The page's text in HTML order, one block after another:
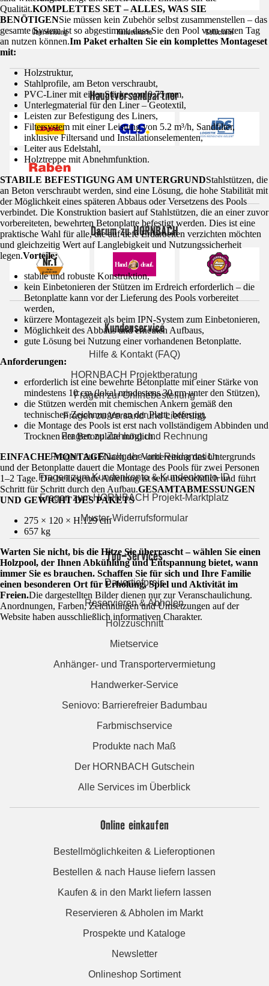
Qualität.KOMPLETTES SET – ALLES, WAS SIE
BENÖTIGENSie müssen kein Zubehör selbst zusammenstellen – das
gesamte System ist so abgestimmt, dass Sie den Pool vom ersten Tag
an nutzen können.Im Paket erhalten Sie ein komplettes Montageset
mit:
Holzstruktur,
Stahlprofile, am Beton verschraubt,
PVC-Liner mit einer Stärke von 0.75 mm,
Unterlegmaterial für den Liner – Geotextil,
Leisten zur Befestigung des Liners,
Filtersystem mit einer Leistung von 5.2 m³/h, Sandfilter,
inklusive Filtersand und Installationselementen,
Leiter aus Edelstahl,
Holztreppe mit Abnehmfunktion.
STABILE BEFESTIGUNG AM UNTERGRUNDStahlstützen, die
an Beton verschraubt werden, sind eine Lösung, die hohe Stabilität mit
der Möglichkeit eines späteren Abbaus oder Versetzens des Pools
verbindet. Die Konstruktion basiert auf Stahlstützen, die an einer zuvor
vorbereiteten, bewehrten Betonplatte befestigt werden. Dies ist eine
praktische Wahl für alle, die auf tiefe Erdarbeiten verzichten möchten
und gleichzeitig Wert auf Langlebigkeit und Nutzungssicherheit
legen.Vorteile:
stabile und robuste Konstruktion,
kein Einbetonieren der Stützen im Erdreich erforderlich – die
Betonplatte kann vor der Lieferung des Pools vorbereitet
werden,
kürzere Montagezeit als beim IPN-System zum Einbetonieren,
Möglichkeit des Abbaus und erneuten Aufbaus,
gute Lösung bei Nutzung einer vorhandenen Betonplatte.
Anforderungen:
erforderlich ist eine bewehrte Betonplatte mit einer Stärke von
mindestens 10 cm (lokal mindestens 30 cm unter den Stützen),
die Stützen werden mit chemischen Ankern gemäß den
technischen Zeichnungen an der Platte befestigt,
die Montage des Pools ist erst nach vollständigem Abbinden und
Trocknen der Betonplatte möglich.
EINFACHE MONTAGENach der Vorbereitung des Untergrunds
und der Betonplatte dauert die Montage des Pools für zwei Personen
1–2 Tage. Die beiliegende Anleitung ist sehr übersichtlich und führt
Schritt für Schritt durch den Aufbau.GESAMTABMESSUNGEN
UND GEWICHT DES PAKETS
275 × 120 × H.129 cm
657 kg
Warten Sie nicht, bis die Hitze Sie überrascht – wählen Sie einen
Holzpool, der Ihnen Abkühlung und Entspannung bietet, wann
immer Sie es brauchen. Schaffen Sie für sich und Ihre Familie
einen besonderen Ort für Erholung, Spiel und Aktivität im
Freien.Die dargestellten Bilder dienen nur zur Veranschaulichung.
Anordnungen, Farben, Zeichnungen und Umsetzungen auf der
Website haben ausschließlich informativen Charakter.
Hauptversandpartner
Darum zu HORNBACH
Kundenservice
Hilfe & Kontakt (FAQ)
HORNBACH Projektberatung
Fragen zur Onlinebestellung
Fragen zu Versand und Lieferung
Fragen zu Zahlung und Rechnung
Fragen zur Rückgabe und Reklamation
Fragen zum Kundenkonto & Kundenkonto-ID
Fragen zum HORNBACH Projekt-Marktplatz
Muster-Widerrufsformular
Top-Services
Dauertiefpreis
Reservieren & Abholen
Holzzuschnitt
Mietservice
Anhänger- und Transportervermietung
Handwerker-Service
Seniovo: Barrierefreier Badumbau
Farbmischservice
Produkte nach Maß
Der HORNBACH Gutschein
Alle Services im Überblick
Online einkaufen
Bestellmöglichkeiten & Lieferoptionen
Bestellen & nach Hause liefern lassen
Kaufen & in den Markt liefern lassen
Reservieren & Abholen im Markt
Prospekte und Kataloge
Newsletter
Onlineshop Sortiment